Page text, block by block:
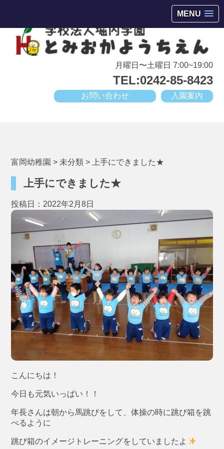
MENU
月曜日〜土曜日 7:00~19:00
TEL:0242-85-8423
入園案内
お問い合わせ
富岡幼稚園 > 未分類 > 上手にできました★
上手にできました★
投稿日：2022年2月8日
こんにちは！
今日も元気いっぱい！！
年長さんは朝から馬跳びをして、体操の時に跳び箱を跳
べるように
跳び箱のイメージトレーニングをしていましたよ